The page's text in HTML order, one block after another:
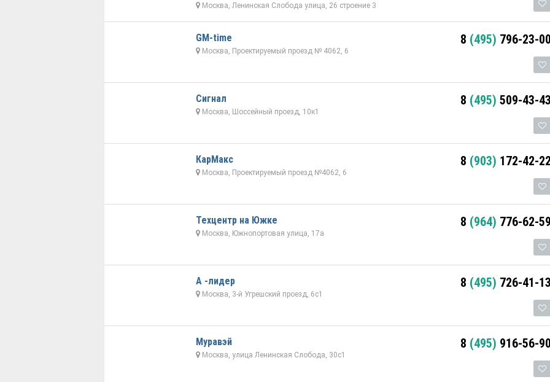
Москва, Ленинская Слобода улица, 26 строение 3
GM-time
Москва, Проектируемый проезд № 4062, 6
8 (495) 796-23-00
Сигнал
Москва, Шоссейный проезд, 10к1
8 (495) 509-43-43
КарМакс
Москва, Проектируемый проезд №4062, 6
8 (903) 172-42-22
Техцентр на Южке
Москва, Южнопортовая улица, 17а
8 (964) 776-62-59
А -лидер
Москва, 3-й Угрешский проезд, 6с1
8 (495) 726-41-13
Муравэй
Москва, улица Ленинская Слобода, 30с1
8 (495) 916-56-90